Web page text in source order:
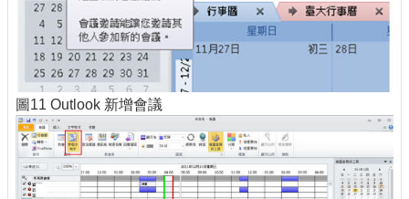
圖11 Outlook 新增會議